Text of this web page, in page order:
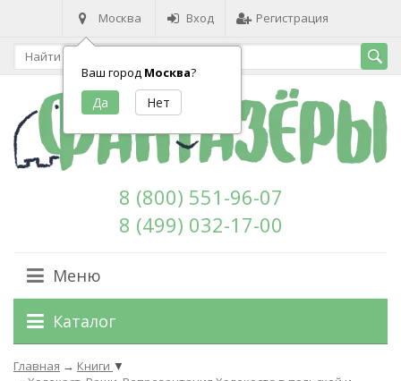
Москва
Ваш город Москва?
Вход Регистрация
8 (800) 551-96-07
8 (499) 032-17-00
Меню
Каталог
Главная → Книги ▼